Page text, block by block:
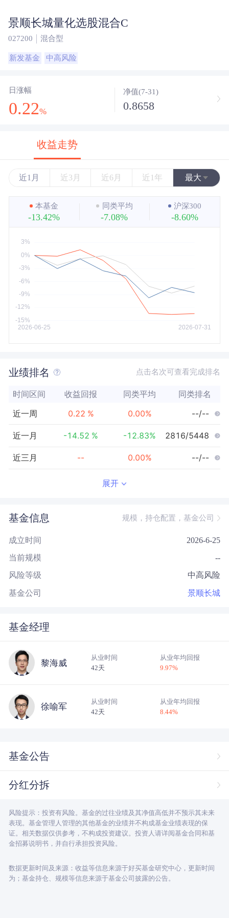
景顺长城量化选股混合C
027200 混合型
新发基金 中高风险
日涨幅
0.22%
净值(7-31)
0.8658
收益走势
近1月 近3月 近6月 近1年 最大
近3年
近5年
本基金
-13.42%
同类平均
-7.08%
沪深300
-8.60%
业绩排名 点击名次可查看完成排名
时间区间 收益回报 同类平均 同类排名
近一周 0.22 % 0.00% --/--
近一月 -14.52 % -12.83% 2816/5448
近三月 -- 0.00% --/--
近三年 0.00 % --/--
近五年 --/--
成立以来 --/--
展开
基金信息 规模，持仓配置，基金公司
成立时间 2026-6-25
当前规模 --
风险等级 中高风险
基金公司 景顺长城
基金经理
黎海威
从业时间
42天
从业年均回报
9.97%
徐喻军
从业时间
42天
从业年均回报
8.44%
基金公告
分红分拆
风险提示：投资有风险。基金的过往业绩及其净值高低并不预示其未来
表现。基金管理人管理的其他基金的业绩并不构成基金业绩表现的保
证。相关数据仅供参考，不构成投资建议。投资人请详阅基金合同和基
金招募说明书，并自行承担投资风险。
数据更新时间及来源：收益等信息来源于好买基金研究中心，更新时间
为；基金持仓、规模等信息来源于基金公司披露的公告。